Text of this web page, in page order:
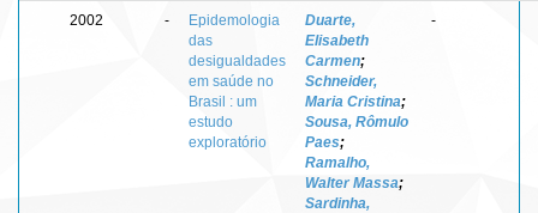
2002 -
Epidemologia
das
desigualdades
em saúde no
Brasil : um
estudo
exploratório
Duarte,
Elisabeth
Carmen;
Schneider,
Maria Cristina;
Sousa, Rômulo
Paes;
Ramalho,
Walter Massa;
Sardinha,
-